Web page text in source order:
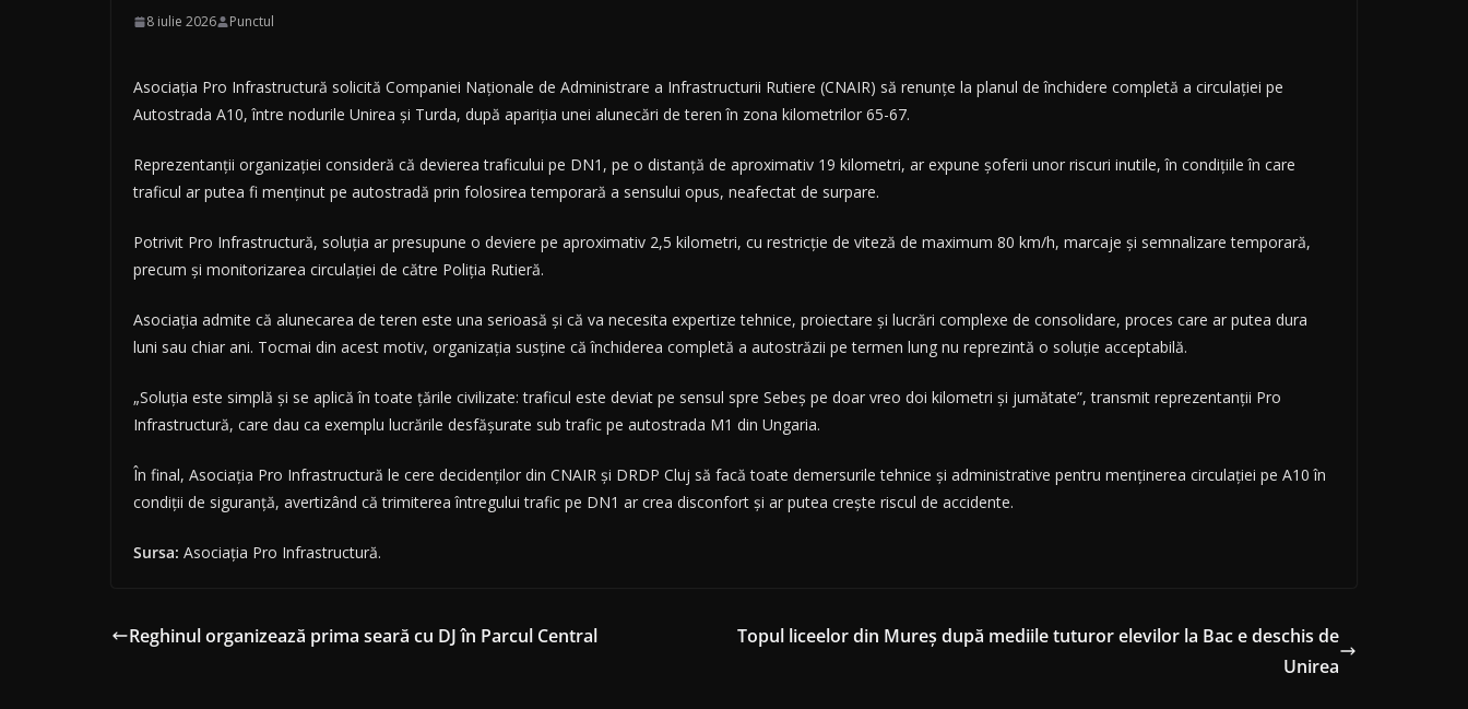
8 iulie 2026 Punctul
Asociația Pro Infrastructură solicită Companiei Naționale de Administrare a Infrastructurii Rutiere (CNAIR) să renunțe la planul de închidere completă a circulației pe
Autostrada A10, între nodurile Unirea și Turda, după apariția unei alunecări de teren în zona kilometrilor 65-67.
Reprezentanții organizației consideră că devierea traficului pe DN1, pe o distanță de aproximativ 19 kilometri, ar expune șoferii unor riscuri inutile, în condițiile în care
traficul ar putea fi menținut pe autostradă prin folosirea temporară a sensului opus, neafectat de surpare.
Potrivit Pro Infrastructură, soluția ar presupune o deviere pe aproximativ 2,5 kilometri, cu restricție de viteză de maximum 80 km/h, marcaje și semnalizare temporară,
precum și monitorizarea circulației de către Poliția Rutieră.
Asociația admite că alunecarea de teren este una serioasă și că va necesita expertize tehnice, proiectare și lucrări complexe de consolidare, proces care ar putea dura
luni sau chiar ani. Tocmai din acest motiv, organizația susține că închiderea completă a autostrăzii pe termen lung nu reprezintă o soluție acceptabilă.
„Soluția este simplă și se aplică în toate țările civilizate: traficul este deviat pe sensul spre Sebeș pe doar vreo doi kilometri și jumătate”, transmit reprezentanții Pro
Infrastructură, care dau ca exemplu lucrările desfășurate sub trafic pe autostrada M1 din Ungaria.
În final, Asociația Pro Infrastructură le cere decidenților din CNAIR și DRDP Cluj să facă toate demersurile tehnice și administrative pentru menținerea circulației pe A10 în
condiții de siguranță, avertizând că trimiterea întregului trafic pe DN1 ar crea disconfort și ar putea crește riscul de accidente.
Sursa: Asociația Pro Infrastructură.
Reghinul organizează prima seară cu DJ în Parcul Central
Topul liceelor din Mureș după mediile tuturor elevilor la Bac e deschis de
Unirea